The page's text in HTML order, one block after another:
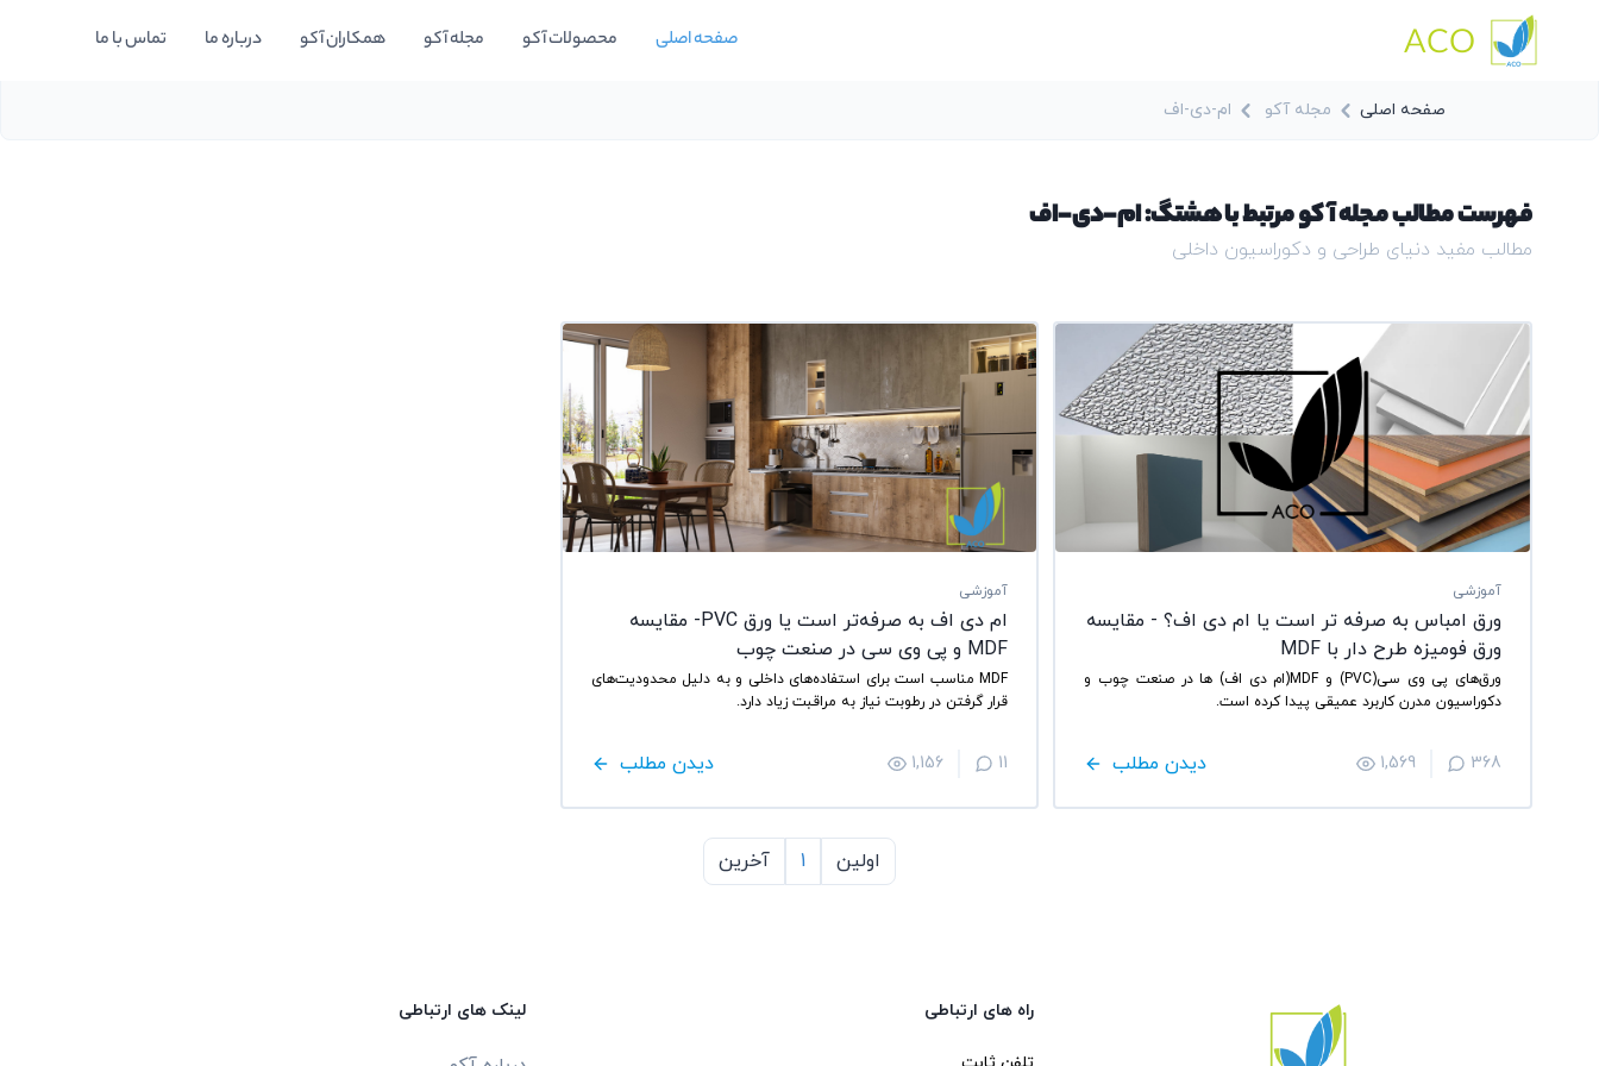
ACO صفحه اصلی محصولات آکو مجله آکو همکاران آکو درباره ما تماس با ما
صفحه اصلی مجله آکو ام-دی-اف
فهرست مطالب مجله آکو مرتبط با هشتگ: ام-دی-اف
مطالب مفید دنیای طراحی و دکوراسیون داخلی
آموزشی
ورق امباس به صرفه تر است یا ام دی اف؟ - مقایسه
ورق فومیزه طرح دار با MDF
ورق‌های پی وی سی(PVC) و MDF(ام دی اف) ها در صنعت چوب و
دکوراسیون مدرن کاربرد عمیقی پیدا کرده است.
دیدن مطلب 1,569 368
آموزشی
ام دی اف به صرفه‌تر است یا ورق PVC-‌ مقایسه
MDF و پی وی سی در صنعت چوب
MDF مناسب است برای استفاده‌های داخلی و به دلیل محدودیت‌های
قرار گرفتن در رطوبت نیاز به مراقبت زیاد دارد.
دیدن مطلب 1,156 11
اولین 1 آخرین
راه های ارتباطی لینک های ارتباطی